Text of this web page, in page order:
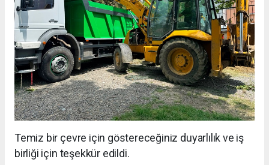
Temiz bir çevre için göstereceğiniz duyarlılık ve iş
birliği için teşekkür edildi.